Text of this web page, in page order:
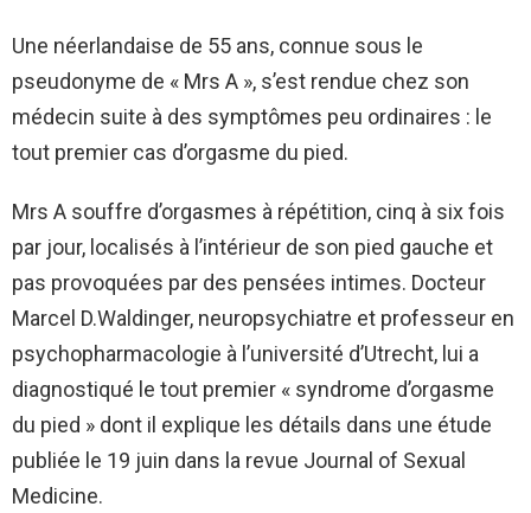
Une néerlandaise de 55 ans, connue sous le
pseudonyme de « Mrs A », s’est rendue chez son
médecin suite à des symptômes peu ordinaires : le
tout premier cas d’orgasme du pied.
Mrs A souffre d’orgasmes à répétition, cinq à six fois
par jour, localisés à l’intérieur de son pied gauche et
pas provoquées par des pensées intimes. Docteur
Marcel D.Waldinger, neuropsychiatre et professeur en
psychopharmacologie à l’université d’Utrecht, lui a
diagnostiqué le tout premier « syndrome d’orgasme
du pied » dont il explique les détails dans une étude
publiée le 19 juin dans la revue Journal of Sexual
Medicine.